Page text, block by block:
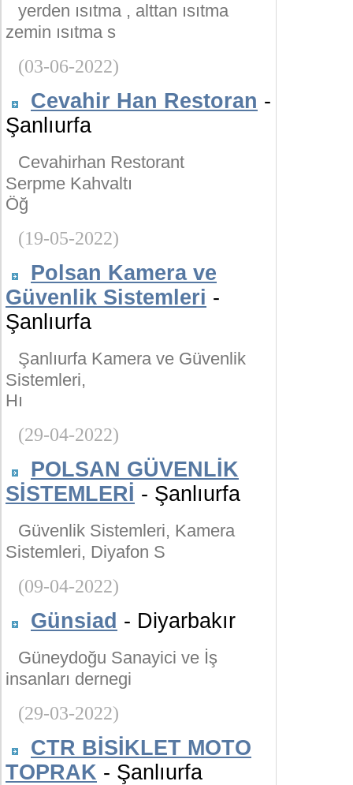
yerden ısıtma , alttan ısıtma
zemin ısıtma s
(03-06-2022)
Cevahir Han Restoran -
Şanlıurfa
Cevahirhan Restorant
Serpme Kahvaltı
Öğ
(19-05-2022)
Polsan Kamera ve
Güvenlik Sistemleri -
Şanlıurfa
Şanlıurfa Kamera ve Güvenlik
Sistemleri,
Hı
(29-04-2022)
POLSAN GÜVENLİK
SİSTEMLERİ - Şanlıurfa
Güvenlik Sistemleri, Kamera
Sistemleri, Diyafon S
(09-04-2022)
Günsiad - Diyarbakır
Güneydoğu Sanayici ve İş
insanları dernegi
(29-03-2022)
CTR BİSİKLET MOTO
TOPRAK - Şanlıurfa